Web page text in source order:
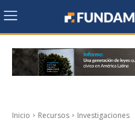
Inicio Recursos Investigaciones